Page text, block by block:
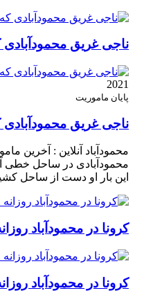
ناجی غریق محمودآبادی
2021
پایان ماموریت
ناجی غریق محمودآبادی
محمودآباد آنلاین : آخرین
محمودآبادی در ساحل خطی
این بار او دست از ساحل
کرونا در محمودآباد
کرونا در محمودآباد